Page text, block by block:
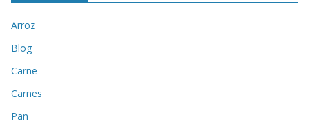
Arroz
Blog
Carne
Carnes
Pan